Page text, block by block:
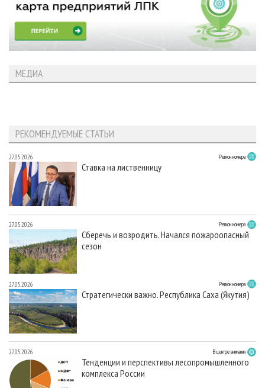
МЕДИА
РЕКОМЕНДУЕМЫЕ СТАТЬИ
27.05.2026 Регион номера
Ставка на лиственницу
27.05.2026 Регион номера
Сберечь и возродить. Начался пожароопасный
сезон
27.05.2026 Регион номера
Стратегически важно. Республика Саха (Якутия)
27.05.2026 В центре внимания
Тенденции и перспективы лесопромышленного
комплекса России